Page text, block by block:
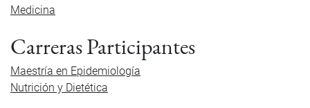
Medicina
Carreras Participantes
Maestría en Epidemiología
Nutrición y Dietética